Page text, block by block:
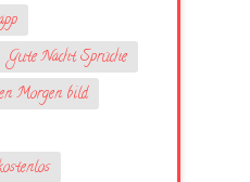
Gute Nacht Sprüche
Morgen bild